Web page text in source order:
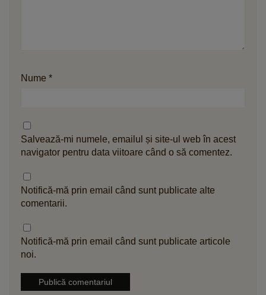
Nume *
Salvează-mi numele, emailul și site-ul web în acest
navigator pentru data viitoare când o să comentez.
Notifică-mă prin email când sunt publicate alte
comentarii.
Notifică-mă prin email când sunt publicate articole
noi.